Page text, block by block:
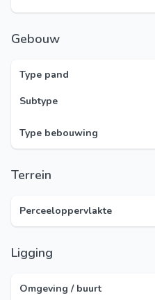
Gebouw
Type pand
Subtype
Type bebouwing
Terrein
Perceeloppervlakte
Ligging
Omgeving / buurt